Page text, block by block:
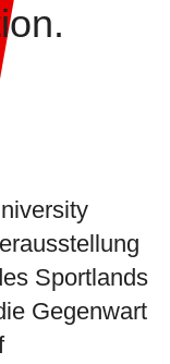
Sportlands
Gegenwart